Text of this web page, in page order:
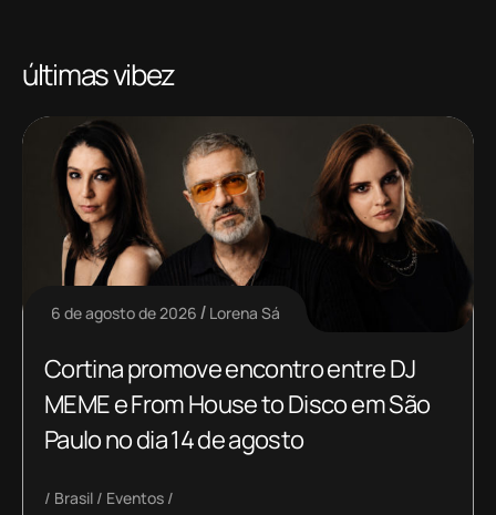
últimas vibez
6 de agosto de 2026 Lorena Sá
Cortina promove encontro entre DJ
MEME e From House to Disco em São
Paulo no dia 14 de agosto
Brasil Eventos